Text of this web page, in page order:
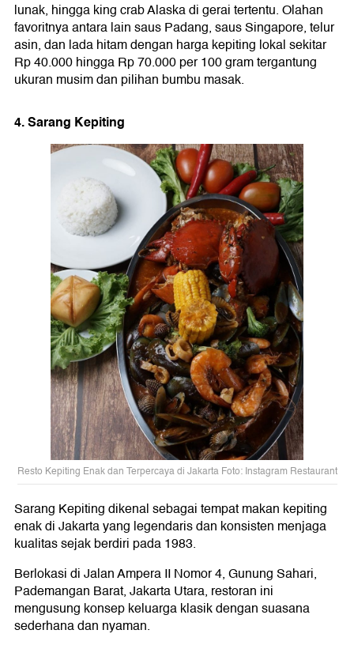
lunak, hingga king crab Alaska di gerai tertentu. Olahan
favoritnya antara lain saus Padang, saus Singapore, telur
asin, dan lada hitam dengan harga kepiting lokal sekitar
Rp 40.000 hingga Rp 70.000 per 100 gram tergantung
ukuran musim dan pilihan bumbu masak.
4. Sarang Kepiting
Resto Kepiting Enak dan Terpercaya di Jakarta Foto: Instagram Restaurant
Sarang Kepiting dikenal sebagai tempat makan kepiting
enak di Jakarta yang legendaris dan konsisten menjaga
kualitas sejak berdiri pada 1983.
Berlokasi di Jalan Ampera II Nomor 4, Gunung Sahari,
Pademangan Barat, Jakarta Utara, restoran ini
mengusung konsep keluarga klasik dengan suasana
sederhana dan nyaman.